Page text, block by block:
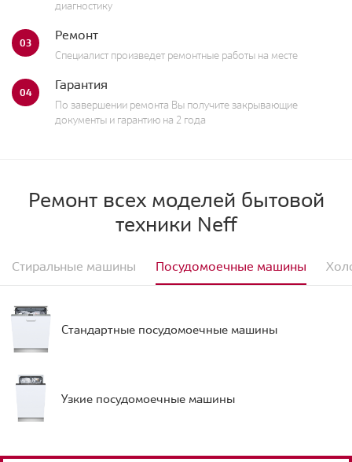
диагностику
03 Ремонт
Специалист произведет ремонтные работы на месте
04 Гарантия
По завершении ремонта Вы получите закрывающие
документы и гарантию на 2 года
Ремонт всех моделей бытовой
техники Neff
Стиральные машины Посудомоечные машины
Стандартные посудомоечные машины
Узкие посудомоечные машины